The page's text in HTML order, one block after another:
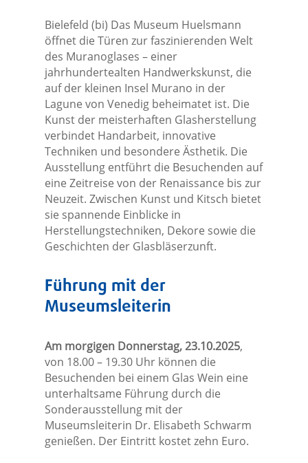
Bielefeld (bi) Das Museum Huelsmann
öffnet die Türen zur faszinierenden Welt
des Muranoglases – einer
jahrhundertealten Handwerkskunst, die
auf der kleinen Insel Murano in der
Lagune von Venedig beheimatet ist. Die
Kunst der meisterhaften Glasherstellung
verbindet Handarbeit, innovative
Techniken und besondere Ästhetik. Die
Ausstellung entführt die Besuchenden auf
eine Zeitreise von der Renaissance bis zur
Neuzeit. Zwischen Kunst und Kitsch bietet
sie spannende Einblicke in
Herstellungstechniken, Dekore sowie die
Geschichten der Glasbläserzunft.
Führung mit der
Museumsleiterin
Am morgigen Donnerstag, 23.10.2025,
von 18.00 – 19.30 Uhr können die
Besuchenden bei einem Glas Wein eine
unterhaltsame Führung durch die
Sonderausstellung mit der
Museumsleiterin Dr. Elisabeth Schwarm
genießen. Der Eintritt kostet zehn Euro.